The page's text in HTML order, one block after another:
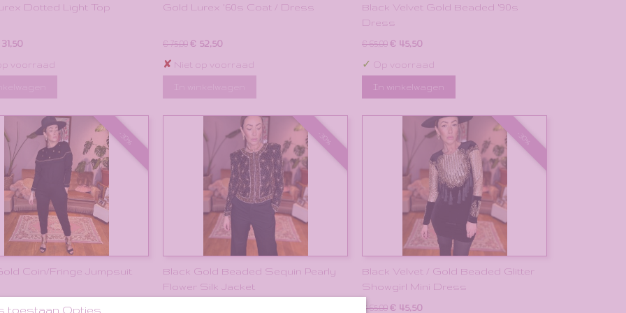
Dotted Light Top
voorraad
Gold Lurex '60s Coat / Dress
€ 75,00 € 52,50
✘ Niet op voorraad
Black Velvet Gold Beaded '90s
Dress
€ 65,00 € 45,50
✓ Op voorraad
In winkelwagen
-30%
Coin/Fringe Jumpsuit
-30%
Black Gold Beaded Sequin Pearly
Flower Silk Jacket
-30%
Black Velvet / Gold Beaded Glitter
Showgirl Mini Dress
€ 65,00 € 45,50
toestaan Opties